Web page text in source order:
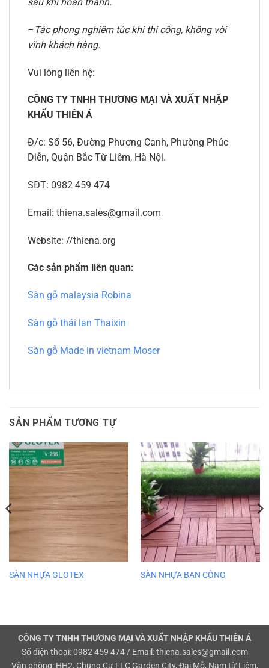
– Tác phong nghiêm túc khi thi công, không vòi
vĩnh khách hàng.
Vui lòng liên hệ:
CÔNG TY TNHH THƯƠNG MẠI VÀ XUẤT NHẬP
KHẨU THIÊN Á
Đ/c: Số 56, Đường Phương Canh, Phường Phúc
Diễn, Quận Bắc Từ Liêm, Hà Nội.
SĐT: 0982 459 474
Email: thiena.sales@gmail.com
Website: //thiena.org
Các sản phẩm liên quan:
Sàn gỗ malaysia Robina
Sàn gỗ thái lan Thaixin
Sàn gỗ Made in vietnam Moser
SẢN PHẨM TƯƠNG TỰ
SÀN NHỰA GLOTEX SÀN NHỰA BAN CÔNG
CÔNG TY TNHH THƯƠNG MẠI VÀ XUẤT NHẬP KHẨU THIÊN Á
Số điện thoại: 0982 459 474 / Email: thiena.sales@gmail.com